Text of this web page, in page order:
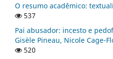
O resumo acadêmico:
537
Pai abusador: incesto e
Gisèle Pineau, Nicole Cage-
520